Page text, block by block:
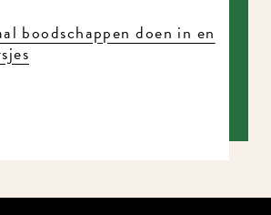
boodschappen doen in en